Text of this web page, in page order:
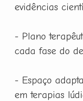
evidências
- Plano
cada fase do
- Espaço
em terapias